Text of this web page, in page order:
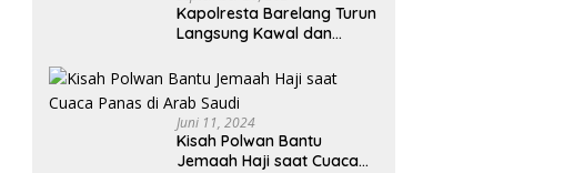
Kapolresta Barelang Turun
Langsung Kawal dan
Unjuk Rasa oleh Warga
Perum. Putra Jaya
Tanjung Uncang Kota
Batam
Juni 11, 2024
Kisah Polwan Bantu
Jemaah Haji saat Cuaca